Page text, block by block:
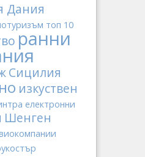
Дания
топ 10
ранни
Сицилия
изкуствен
електронни
Шенген